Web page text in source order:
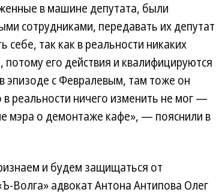
в машине депутата, были
сотрудниками, передавать их депутат
себе, так как в реальности никаких
его действия и квалифицируются
эпизоде с Февралевым, там тоже он
реальности ничего изменить не мог —
мэра о демонтаже кафе», — пояснили в
и будем защищаться от
Волга» адвокат Антона Антипова Олег